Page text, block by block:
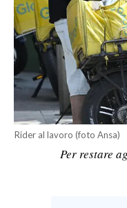
SPORT
RISULTATI E CLASSIFICHE
CALCIO
CALCIO REGIONALE
BASKET
VOLLEY
MOTORI
Rider al lavoro (foto Ansa)
Per restare